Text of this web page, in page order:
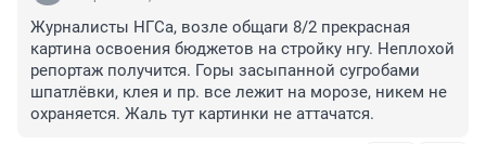
Журналисты НГСа, возле общаги 8/2 прекрасная
картина освоения бюджетов на стройку нгу. Неплохой
репортаж получится. Горы засыпанной сугробами
шпатлёвки, клея и пр. все лежит на морозе, никем не
охраняется. Жаль тут картинки не аттачатся.